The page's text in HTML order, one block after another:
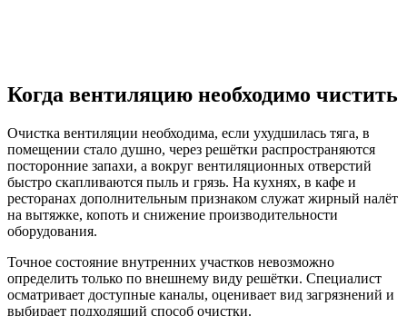
Когда вентиляцию необходимо чистить
Очистка вентиляции необходима, если ухудшилась тяга, в
помещении стало душно, через решётки распространяются
посторонние запахи, а вокруг вентиляционных отверстий
быстро скапливаются пыль и грязь. На кухнях, в кафе и
ресторанах дополнительным признаком служат жирный налёт
на вытяжке, копоть и снижение производительности
оборудования.
Точное состояние внутренних участков невозможно
определить только по внешнему виду решётки. Специалист
осматривает доступные каналы, оценивает вид загрязнений и
выбирает подходящий способ очистки.